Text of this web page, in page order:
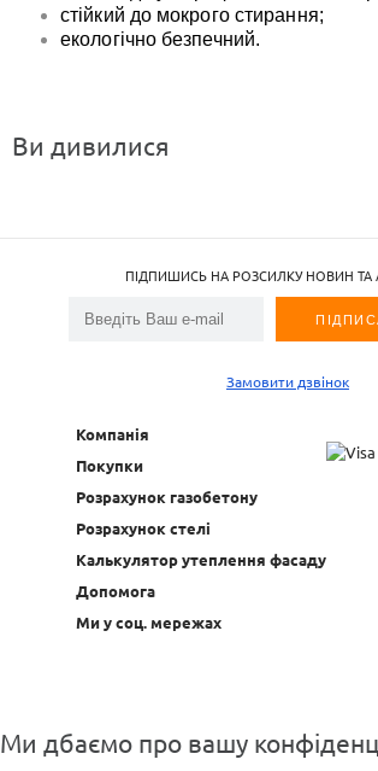
стійкий до мокрого стирання;
екологічно безпечний.
Ви дивилися
ПІДПИШИСЬ НА РОЗСИЛКУ НОВИН ТА
Замовити дзвінок
Компанія
Покупки
Розрахунок газобетону
Розрахунок стелі
Калькулятор утеплення фасаду
Допомога
Ми у соц. мережах
Ми дбаємо про вашу